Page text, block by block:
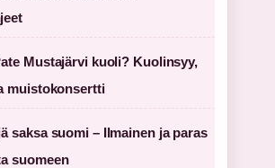
Mustajärvi kuoli? Kuolinsyy,
muistokonsertti
saksa suomi – Ilmainen ja paras
suomeen